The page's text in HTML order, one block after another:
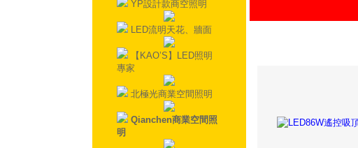
YP設計款商空照明
LED流明天花、牆面
【KAO’S】LED照明
專家
北極光商業空間照明
Qianchen商業空間照
明